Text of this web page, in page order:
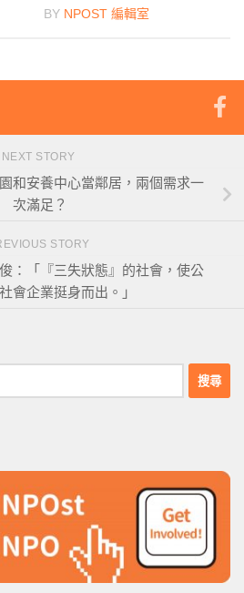
BY NPOST 編輯室
NEXT STORY
和安養中心當鄰居，兩個需求一
次滿足？
STORY
：「『三失狀態』的社會，使公
會企業挺身而出。」